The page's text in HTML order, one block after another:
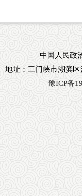
中国人民政
地址：三门峡市湖滨
豫ICP备